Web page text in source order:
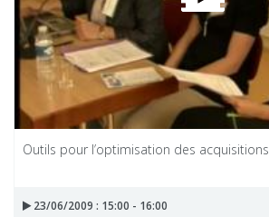
Outils pour l’optimisation des acquisitions
23/06/2009 : 15:00 - 16:00